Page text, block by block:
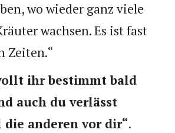
wo wieder ganz viele
wachsen. Es ist fast
Zeiten.“
ihr bestimmt bald
auch du verlässt
anderen vor dir“.